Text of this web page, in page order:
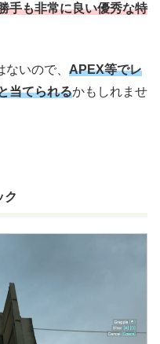
手も非常に良い優秀な特
いので、 APEX等でレ
当てられるかもしれませ
ク